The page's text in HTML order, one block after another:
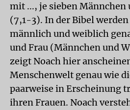
mit ..., je sieben Männchen
(7,1-3). In der Bibel
männlich und weiblich
und Frau (Männchen und
zeigt Noach hier
Menschenwelt genau wie
paarweise in Erscheinung
ihren Frauen. Noach